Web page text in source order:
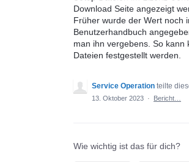
Download Seite angezeigt
Früher wurde der Wert noch
Benutzerhandbuch
man ihn vergebens. So kann
Dateien festgestellt werden.
Service Operation teilte
13. Oktober 2023 · Bericht…
Wie wichtig ist das für dich?